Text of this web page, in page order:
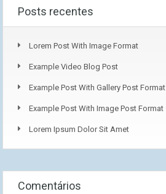
Posts recentes
Lorem Post With Image Format
Example Video Blog Post
Example Post With Gallery Post Format
Example Post With Image Post Format
Lorem Ipsum Dolor Sit Amet
Comentários